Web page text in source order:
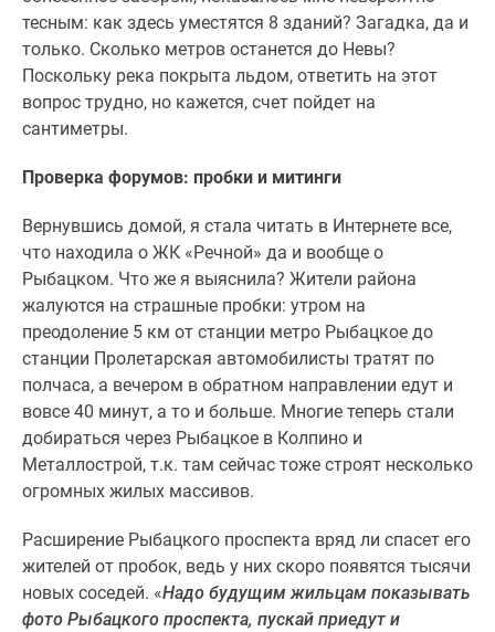
тесным: как здесь уместятся 8 зданий? Загадка, да и
только. Сколько метров останется до Невы?
Поскольку река покрыта льдом, ответить на этот
вопрос трудно, но кажется, счет пойдет на
сантиметры.
Проверка форумов: пробки и митинги
Вернувшись домой, я стала читать в Интернете все,
что находила о ЖК «Речной» да и вообще о
Рыбацком. Что же я выяснила? Жители района
жалуются на страшные пробки: утром на
преодоление 5 км от станции метро Рыбацкое до
станции Пролетарская автомобилисты тратят по
полчаса, а вечером в обратном направлении едут и
вовсе 40 минут, а то и больше. Многие теперь стали
добираться через Рыбацкое в Колпино и
Металлострой, т.к. там сейчас тоже строят несколько
огромных жилых массивов.
Расширение Рыбацкого проспекта вряд ли спасет его
жителей от пробок, ведь у них скоро появятся тысячи
новых соседей. «Надо будущим жильцам показывать
фото Рыбацкого проспекта, пускай приедут и